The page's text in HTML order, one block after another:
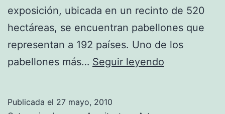
exposición, ubicada en un recinto de 520
hectáreas, se encuentran pabellones que
representan a 192 países. Uno de los
pabellones más… Seguir leyendo
Publicada el 27 mayo, 2010